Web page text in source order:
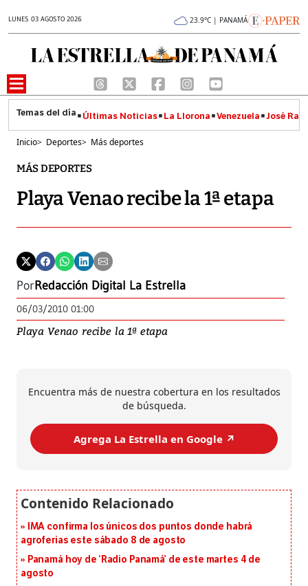
LUNES 03 AGOSTO 2026 23.9°C | PANAMÁ
Últimas Noticias La Llorona Venezuela José
Inicio> Deportes> Más deportes
MÁS DEPORTES
Playa Venao recibe la 1ª etapa
PorRedacción Digital La Estrella
06/03/2010 01:00
Playa Venao recibe la 1ª etapa
Encuentra más de nuestra cobertura en los resultados
de búsqueda.
Agrega La Estrella en Google ↗️
IMA confirma los únicos dos puntos donde habrá
agroferias este sábado 8 de agosto
Panamá hoy de ‘Radio Panamá’ de este martes 4 de
agosto